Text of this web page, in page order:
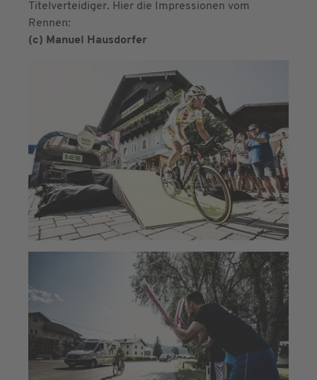
Titelverteidiger. Hier die Impressionen vom
Rennen:
(c) Manuel Hausdorfer